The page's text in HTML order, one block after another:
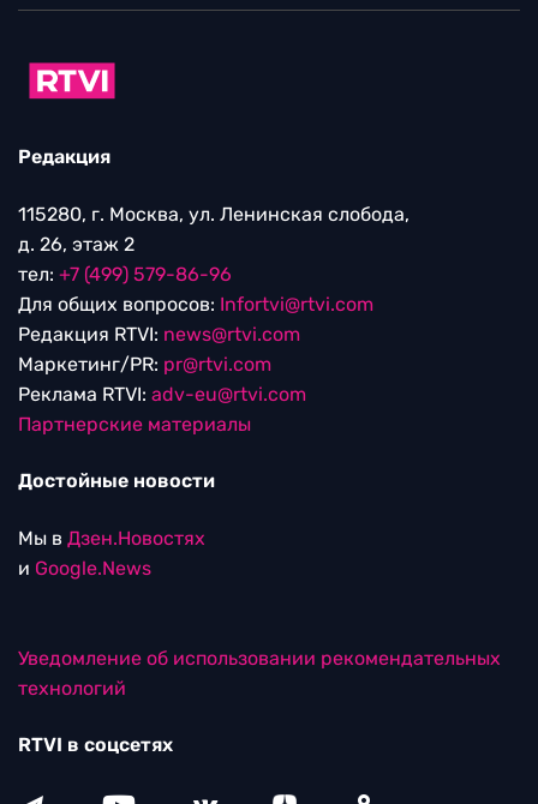
Редакция
115280, г. Москва, ул. Ленинская слобода,
д. 26, этаж 2
тел: +7 (499) 579-86-96
Для общих вопросов: Infortvi@rtvi.com
Редакция RTVI: news@rtvi.com
Маркетинг/PR: pr@rtvi.com
Реклама RTVI: adv-eu@rtvi.com
Партнерские материалы
Достойные новости
Мы в Дзен.Новостях
и Google.News
Уведомление об использовании рекомендательных
технологий
RTVI в соцсетях